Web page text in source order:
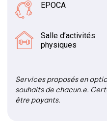
EPOCA
Salle d’activités
physiques
Services proposés en
souhaits de chacun.e.
être payants.